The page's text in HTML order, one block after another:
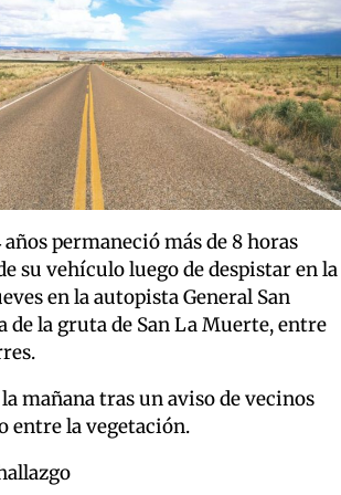
permaneció más de 8 horas
su vehículo luego de despistar en la
en la autopista General San
de la gruta de San La Muerte, entre
mañana tras un aviso de vecinos
entre la vegetación.